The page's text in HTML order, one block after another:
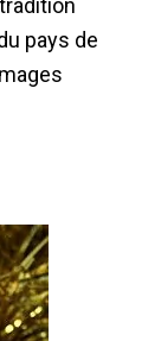
pays de